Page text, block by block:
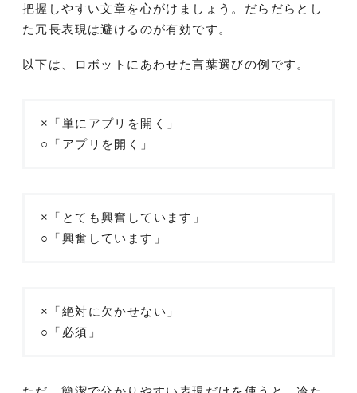
把握しやすい文章を心がけましょう。だらだらとし
た冗長表現は避けるのが有効です。
以下は、ロボットにあわせた言葉選びの例です。
×「単にアプリを開く」
○「アプリを開く」
×「とても興奮しています」
○「興奮しています」
×「絶対に欠かせない」
○「必須」